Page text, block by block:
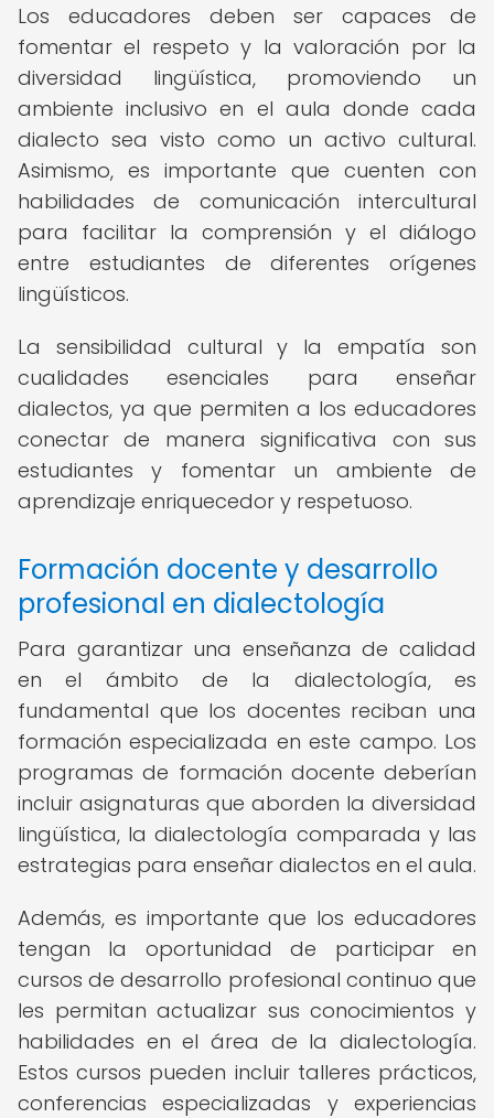
Los educadores deben ser capaces de
fomentar el respeto y la valoración por la
diversidad lingüística, promoviendo un
ambiente inclusivo en el aula donde cada
dialecto sea visto como un activo cultural.
Asimismo, es importante que cuenten con
habilidades de comunicación intercultural
para facilitar la comprensión y el diálogo
entre estudiantes de diferentes orígenes
lingüísticos.
La sensibilidad cultural y la empatía son
cualidades esenciales para enseñar
dialectos, ya que permiten a los educadores
conectar de manera significativa con sus
estudiantes y fomentar un ambiente de
aprendizaje enriquecedor y respetuoso.
Formación docente y desarrollo
profesional en dialectología
Para garantizar una enseñanza de calidad
en el ámbito de la dialectología, es
fundamental que los docentes reciban una
formación especializada en este campo. Los
programas de formación docente deberían
incluir asignaturas que aborden la diversidad
lingüística, la dialectología comparada y las
estrategias para enseñar dialectos en el aula.
Además, es importante que los educadores
tengan la oportunidad de participar en
cursos de desarrollo profesional continuo que
les permitan actualizar sus conocimientos y
habilidades en el área de la dialectología.
Estos cursos pueden incluir talleres prácticos,
conferencias especializadas y experiencias